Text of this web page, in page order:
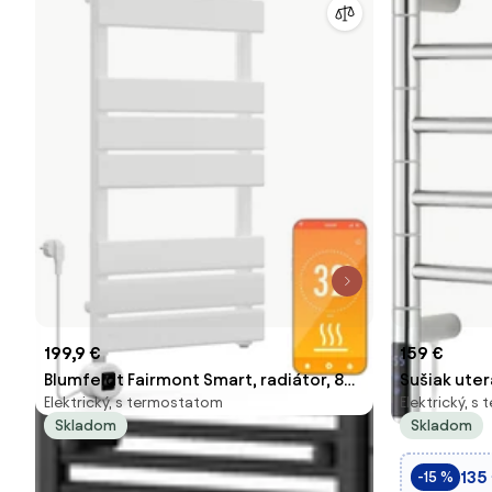
199,9 €
Blumfeldt Fairmont Smart, radiátor, 80
x 45 cm, 600 W
Elektrický, s termostatom
Skladom
159 €
Sušiak
54,5x41,1
Elektrický, s
Skladom
-15 % 135